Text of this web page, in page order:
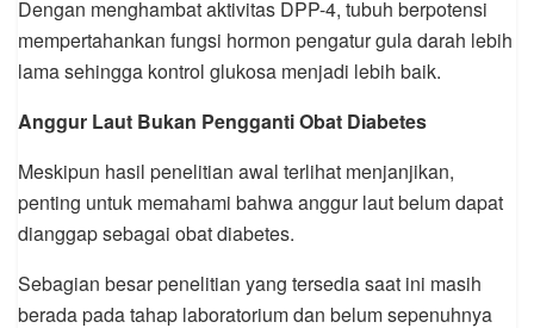
Dengan menghambat aktivitas DPP-4, tubuh berpotensi
mempertahankan fungsi hormon pengatur gula darah lebih
lama sehingga kontrol glukosa menjadi lebih baik.
Anggur Laut Bukan Pengganti Obat Diabetes
Meskipun hasil penelitian awal terlihat menjanjikan,
penting untuk memahami bahwa anggur laut belum dapat
dianggap sebagai obat diabetes.
Sebagian besar penelitian yang tersedia saat ini masih
berada pada tahap laboratorium dan belum sepenuhnya